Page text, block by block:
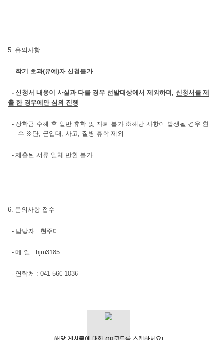
5. 유의사항
- 학기 초과(유예 )자 신청불가
- 신청서 내용이 사실과 다를 경우 선발대상에서 제외하며 , 신청서를 제
출 한 경우에만 심의 진행
- 장학금 수혜 후 일반 휴학 및 자퇴 불가 ※해당 사항이 발생될 경우 환
수 ※ 단, 군입대 , 사고, 질병 휴학 제외
- 제출된 서류 일체 반환 불가
6. 문의사항 접수
- 담당자 : 현주미
- 메 일 : hjm3185
- 연락처 : 041-560-1036